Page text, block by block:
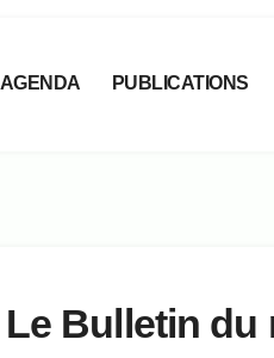
AGENDA PUBLICATIONS
Le Bulletin du